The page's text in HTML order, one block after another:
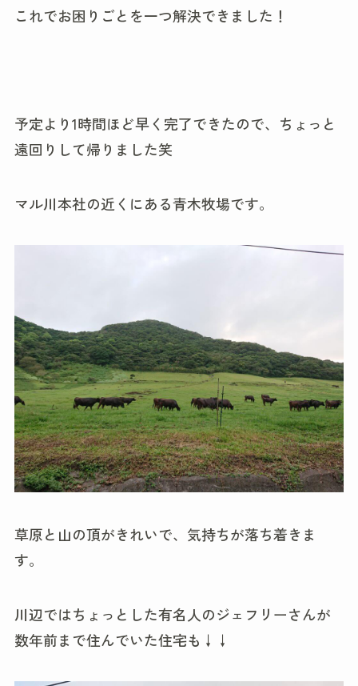
これでお困りごとを一つ解決できました！
予定より1時間ほど早く完了できたので、ちょっと
遠回りして帰りました笑
マル川本社の近くにある青木牧場です。
草原と山の頂がきれいで、気持ちが落ち着きま
す。
川辺ではちょっとした有名人のジェフリーさんが
数年前まで住んでいた住宅も↓↓